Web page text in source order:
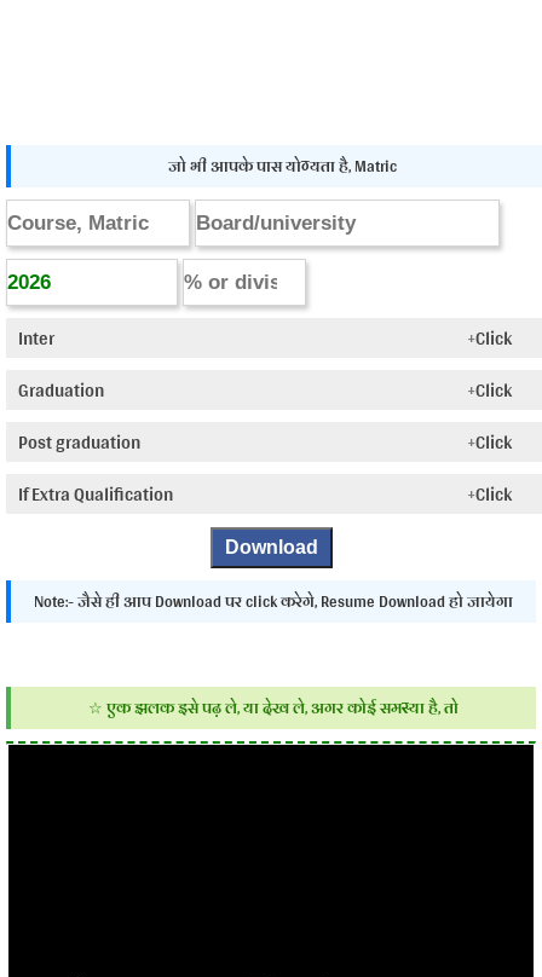
जो भी आपके पास योग्यता है, Matric
Inter
Click
Graduation
Click
Post graduation
Click
If Extra Qualification
Click
Note:- जैसे ही आप Download पर click करेगे, Resume Download हो जायेगा
☆ एक झलक इसे पढ़ ले, या देख ले, अगर कोई समस्या है, तो